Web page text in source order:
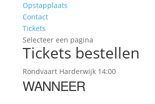
Opstapplaats
Contact
Tickets
Selecteer een pagina
Tickets bestellen
Rondvaart Harderwijk 14:00
WANNEER